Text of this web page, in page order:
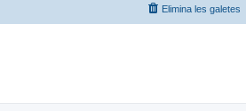
Elimina les galetes